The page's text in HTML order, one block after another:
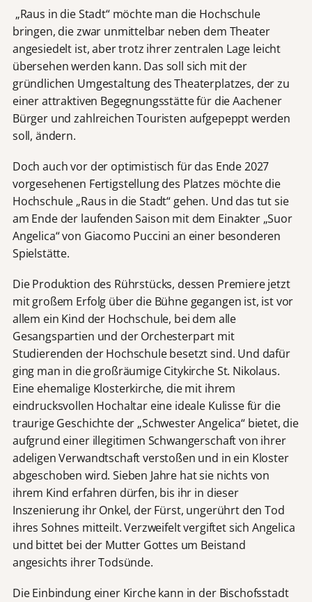
„Raus in die Stadt“ möchte man die Hochschule
bringen, die zwar unmittelbar neben dem Theater
angesiedelt ist, aber trotz ihrer zentralen Lage leicht
übersehen werden kann. Das soll sich mit der
gründlichen Umgestaltung des Theaterplatzes, der zu
einer attraktiven Begegnungsstätte für die Aachener
Bürger und zahlreichen Touristen aufgepeppt werden
soll, ändern.
Doch auch vor der optimistisch für das Ende 2027
vorgesehenen Fertigstellung des Platzes möchte die
Hochschule „Raus in die Stadt“ gehen. Und das tut sie
am Ende der laufenden Saison mit dem Einakter „Suor
Angelica“ von Giacomo Puccini an einer besonderen
Spielstätte.
Die Produktion des Rührstücks, dessen Premiere jetzt
mit großem Erfolg über die Bühne gegangen ist, ist vor
allem ein Kind der Hochschule, bei dem alle
Gesangspartien und der Orchesterpart mit
Studierenden der Hochschule besetzt sind. Und dafür
ging man in die großräumige Citykirche St. Nikolaus.
Eine ehemalige Klosterkirche, die mit ihrem
eindrucksvollen Hochaltar eine ideale Kulisse für die
traurige Geschichte der „Schwester Angelica“ bietet, die
aufgrund einer illegitimen Schwangerschaft von ihrer
adeligen Verwandtschaft verstoßen und in ein Kloster
abgeschoben wird. Sieben Jahre hat sie nichts von
ihrem Kind erfahren dürfen, bis ihr in dieser
Inszenierung ihr Onkel, der Fürst, ungerührt den Tod
ihres Sohnes mitteilt. Verzweifelt vergiftet sich Angelica
und bittet bei der Mutter Gottes um Beistand
angesichts ihrer Todsünde.
Die Einbindung einer Kirche kann in der Bischofsstadt